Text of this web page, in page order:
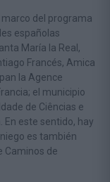
marco del programa
españolas
María la Real,
Francés, Amica
la Agence
el municipio
de Ciências e
En este sentido, hay
es también
Caminos de